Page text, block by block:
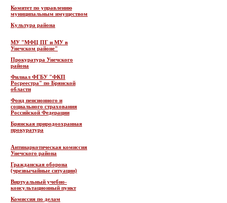
Комитет по управлению
муниципальным имуществом
Культура района
МУ "МФЦ ПГ и МУ в
Унечском районе"
Прокуратура Унечского
района
Филиал ФГБУ "ФКП
Росреестра" по Брянской
области
Фонд пенсионного и
социального страхования
Российской Федерации
Брянская природоохранная
прокуратура
Антинаркотическая комиссия
Унечского района
Гражданская оборона
(чрезвычайные ситуации)
Виртуальный учебно-
консультационный пункт
Комиссия по делам